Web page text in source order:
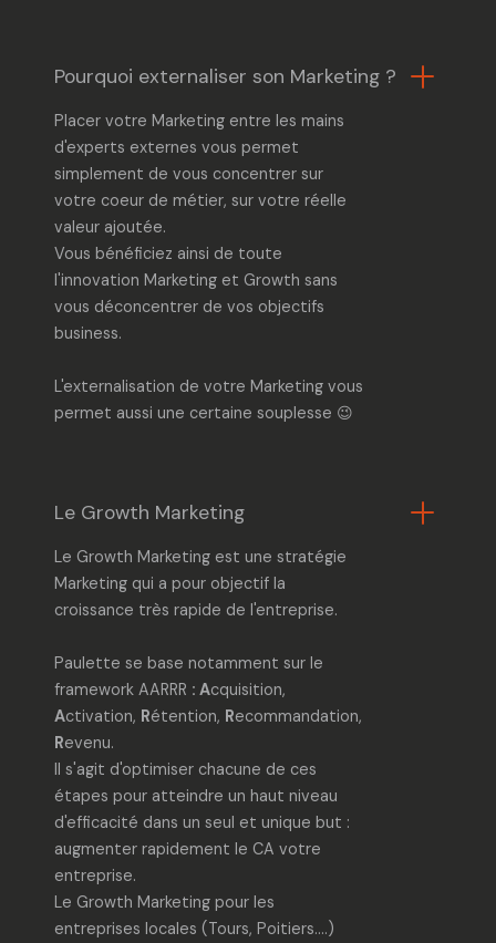
Pourquoi externaliser son Marketing ?
Placer votre Marketing entre les mains
d'experts externes vous permet
simplement de vous concentrer sur
votre coeur de métier, sur votre réelle
valeur ajoutée.
Vous bénéficiez ainsi de toute
l'innovation Marketing et Growth sans
vous déconcentrer de vos objectifs
business.
L'externalisation de votre Marketingvous
permet aussi une certaine souplesse 😉
Le Growth Marketing
Le Growth Marketingest une stratégie
Marketing qui a pour objectif la
croissance très rapide de l'entreprise.
Paulette se base notamment sur le
framework AARRR : Acquisition,
Activation, Rétention, Recommandation,
Revenu.
Il s'agit d'optimiser chacune de ces
étapes pour atteindre un haut niveau
d'efficacité dans un seul et unique but :
augmenter rapidement le CA votre
entreprise.
Le Growth Marketing pour les
entreprises locales (Tours, Poitiers....)